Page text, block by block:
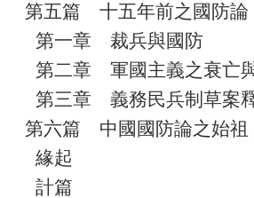
第五篇 十五年前之國防論
第一章 裁兵與國防
第二章 軍國主義之衰亡
第三章 義務民兵制草案
第六篇 中國國防論之始祖
緣起
計篇